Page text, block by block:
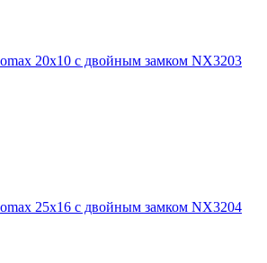
20x10 с двойным замком NX3203
25x16 с двойным замком NX3204